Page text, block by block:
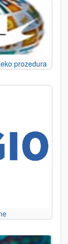
prozedura